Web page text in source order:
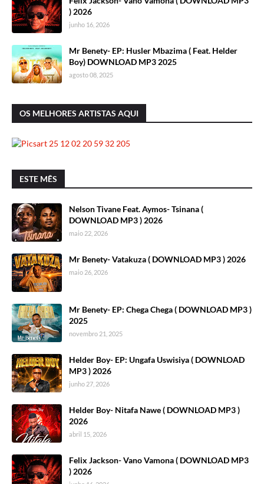
) 2026
junho 16, 2026
Mr Benety- EP: Husler Mbazima ( Feat. Helder
Boy) DOWNLOAD MP3 2025
agosto 08, 2025
OS MELHORES ARTISTAS AQUI
ESTE MÊS
Nelson Tivane Feat. Aymos- Tsinana (
DOWNLOAD MP3 ) 2026
maio 22, 2026
Mr Benety- Vatakuza ( DOWNLOAD MP3 ) 2026
maio 26, 2026
Mr Benety- EP: Chega Chega ( DOWNLOAD MP3 )
2025
novembro 21, 2025
Helder Boy- EP: Ungafa Uswisiya ( DOWNLOAD
MP3 ) 2026
junho 27, 2026
Helder Boy- Nitafa Nawe ( DOWNLOAD MP3 )
2026
abril 15, 2026
Felix Jackson- Vano Vamona ( DOWNLOAD MP3
) 2026